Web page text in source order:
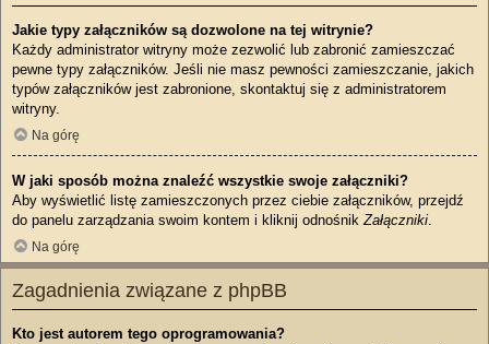
Jakie typy załączników są dozwolone na tej witrynie?
Każdy administrator witryny może zezwolić lub zabronić zamieszczać
pewne typy załączników. Jeśli nie masz pewności zamieszczanie, jakich
typów załączników jest zabronione, skontaktuj się z administratorem
witryny.
Na górę
W jaki sposób można znaleźć wszystkie swoje załączniki?
Aby wyświetlić listę zamieszczonych przez ciebie załączników, przejdź
do panelu zarządzania swoim kontem i kliknij odnośnikZałączniki.
Na górę
Zagadnienia związane z phpBB
Kto jest autorem tego oprogramowania?